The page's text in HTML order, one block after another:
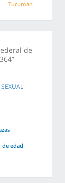
Tucumán
de
de edad